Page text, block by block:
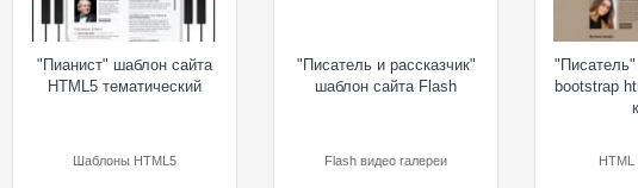
"Пианист" шаблон сайта
HTML5 тематический
Шаблоны HTML5
"Писатель и рассказчик"
шаблон сайта Flash
Flash видео галереи
bootstrap